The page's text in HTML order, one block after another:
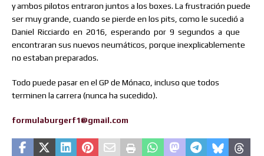
y ambos pilotos entraron juntos a los boxes. La frustración puede
ser muy grande, cuando se pierde en los pits, como le sucedió a
Daniel Ricciardo en 2016, esperando por 9 segundos a que
encontraran sus nuevos neumáticos, porque inexplicablemente
no estaban preparados.
Todo puede pasar en el GP de Mónaco, incluso que todos
terminen la carrera (nunca ha sucedido).
formulaburgerf1@gmail.com